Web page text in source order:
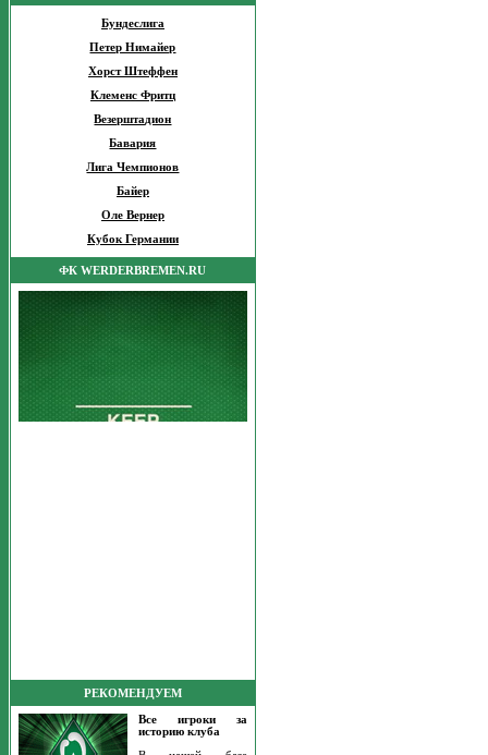
Бундеслига
Петер Нимайер
Хорст Штеффен
Клеменс Фритц
Везерштадион
Бавария
Лига Чемпионов
Байер
Оле Вернер
Кубок Германии
ФК WERDERBREMEN.RU
РЕКОМЕНДУЕМ
Все игроки за
историю клуба